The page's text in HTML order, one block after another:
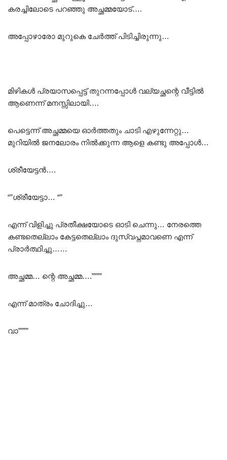
കരച്ചിലോടെ പറഞ്ഞു അച്ഛമ്മയോട്….
അപ്പോഴാരോ മുറുകെ ചേർത്ത് പിടിച്ചിരുന്നു…
മിഴികൾ പ്രയാസപ്പെട്ട് തുറന്നപ്പോൾ വല്യച്ഛന്റെ വീട്ടിൽ
ആണെന്ന് മനസ്സിലായി….
പെട്ടെന്ന് അച്ഛമ്മയെ ഓർത്തതും ചാടി എഴുന്നേറ്റു…
മുറിയിൽ ജനലോരം നിൽക്കുന്ന ആളെ കണ്ടു അപ്പോൾ…
ശ്രീയേട്ടൻ….
“”ശ്രീയേട്ടാ… “”
എന്ന് വിളിച്ചു പ്രതീക്ഷയോടെ ഓടി ചെന്നു… നേരത്തെ
കണ്ടതെല്ലാം കേട്ടതെല്ലാം ദുസ്വപ്നമാവണെ എന്ന്
പ്രാർത്ഥിച്ചു……
അച്ഛമ്മ… ന്റെ അച്ഛമ്മ….””””
എന്ന് മാത്രം ചോദിച്ചു…
വാ””””